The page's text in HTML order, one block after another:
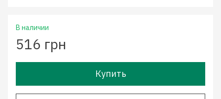
В наличии
516 грн
Купить